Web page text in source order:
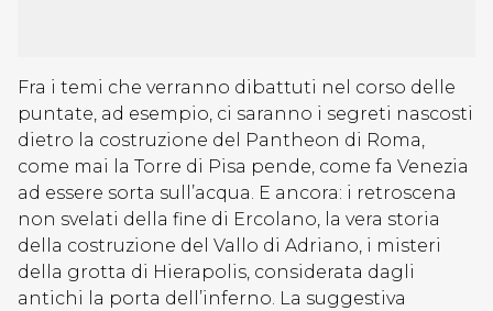
Fra i temi che verranno dibattuti nel corso delle
puntate, ad esempio, ci saranno i segreti nascosti
dietro la costruzione del Pantheon di Roma,
come mai la Torre di Pisa pende, come fa Venezia
ad essere sorta sull’acqua. E ancora: i retroscena
non svelati della fine di Ercolano, la vera storia
della costruzione del Vallo di Adriano, i misteri
della grotta di Hierapolis, considerata dagli
antichi la porta dell’inferno. La suggestiva